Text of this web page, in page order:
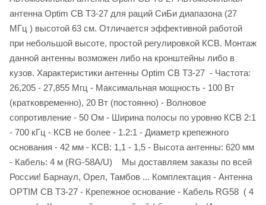
антенна Optim CB T3-27 для раций СиБи диапазона (27
МГц ) высотой 63 см. Отличается эффективной работой
при небольшой высоте, простой регулировкой КСВ. Монтаж
данной антенны возможен либо на кронштейны либо в
кузов. Характеристики антенны Optim CB T3-27 - Частота:
26,205 - 27,855 Мгц - Максимальная мощность - 100 Вт
(кратковременно), 20 Вт (постоянно) - Волновое
сопротивление - 50 Ом - Ширина полосы по уровню КСВ 2:1
- 700 кГц - КСВ не более - 1.2:1 - Диаметр крепежного
основания - 42 мм - КСВ: 1,1 - 1,5 - Высота антенны: 620 мм
- Кабель: 4 м (RG-58A/U) Мы доставляем заказы по всей
России! Барнаул, Орел, Тамбов ... Комплектация - Антенна
OPTIM CB Т3-27 - Крепежное основание - Кабель RG58 ( 4